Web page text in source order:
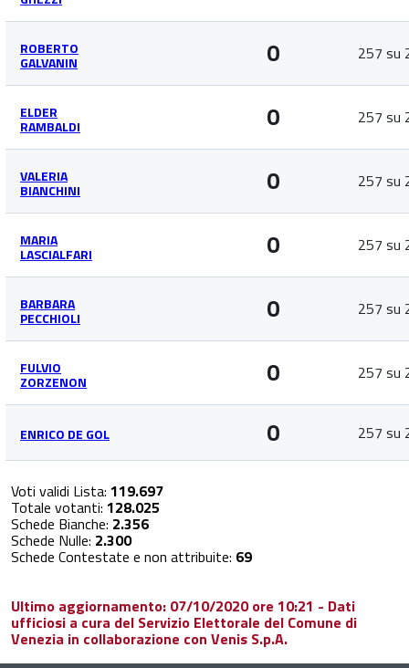
ROBERTO
GALVANIN 0 257 su
ELDER
RAMBALDI 0 257 su
VALERIA
BIANCHINI 0 257 su
MARIA
LASCIALFARI 0 257 su
BARBARA
PECCHIOLI 0 257 su
FULVIO
ZORZENON 0 257 su
ENRICO DE GOL 0 257 su
Voti validi Lista: 119.697
Totale votanti: 128.025
Schede Bianche: 2.356
Schede Nulle: 2.300
Schede Contestate e non attribuite: 69
Ultimo aggiornamento: 07/10/2020 ore 10:21 - Dati
ufficiosi a cura del Servizio Elettorale del Comune di
Venezia in collaborazione con Venis S.p.A.